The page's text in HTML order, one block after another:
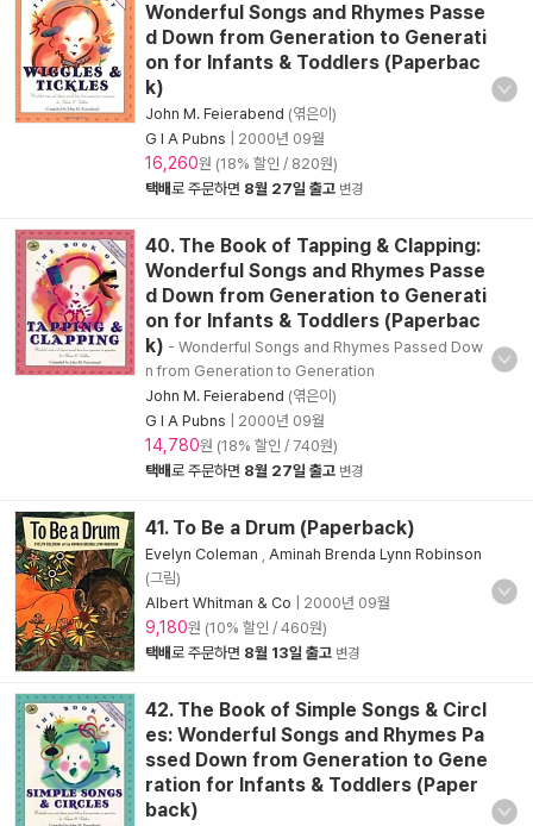
Wonderful Songs and Rhymes Passe
d Down from Generation to Generati
on for Infants & Toddlers (Paperbac
k)
John M. Feierabend (엮은이)
G I A Pubns
2000년 09월
16,260원 (18% 할인 / 820원)
택배로 주문하면 8월 27일 출고 변경
40. The Book of Tapping & Clapping:
Wonderful Songs and Rhymes Passe
d Down from Generation to Generati
on for Infants & Toddlers (Paperbac
k) - Wonderful Songs and Rhymes Passed Dow
n from Generation to Generation
John M. Feierabend (엮은이)
G I A Pubns
2000년 09월
14,780원 (18% 할인 / 740원)
택배로 주문하면 8월 27일 출고 변경
41. To Be a Drum (Paperback)
Evelyn Coleman
Aminah Brenda Lynn Robinson
(그림)
Albert Whitman & Co
2000년 09월
9,180원 (10% 할인 / 460원)
택배로 주문하면 8월 13일 출고 변경
42. The Book of Simple Songs & Circl
es: Wonderful Songs and Rhymes Pa
ssed Down from Generation to Gene
ration for Infants & Toddlers (Paper
back)